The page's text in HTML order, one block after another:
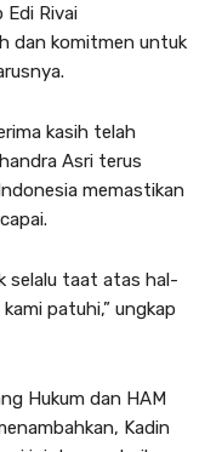
Edi Rivai
dan komitmen untuk
kasih telah
Asri terus
memastikan
selalu taat atas hal-
patuhi,” ungkap
Hukum dan HAM
Kadin